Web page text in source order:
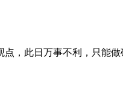
，此日万事不利，只能